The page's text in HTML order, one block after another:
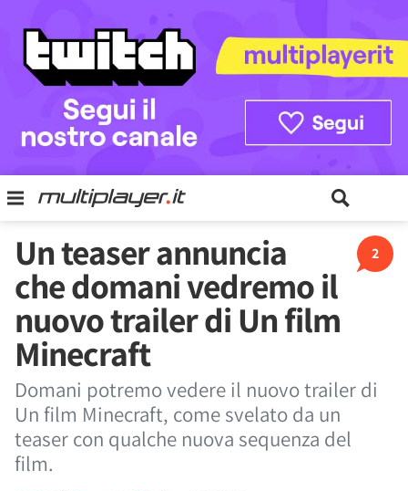
2
Un teaser annuncia
che domani vedremo il
nuovo trailer di Un film
Minecraft
Domani potremo vedere il nuovo trailer di
Un film Minecraft, come svelato da un
teaser con qualche nuova sequenza del
film.